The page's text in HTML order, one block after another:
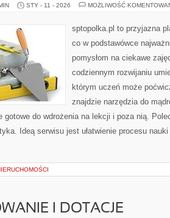
STY - 11 - 2026 MOŻLIWOŚĆ
sptopolka.pl to przyjazna
co w podstawówce
pomysłom na ciekawe
codziennym rozwijaniu
którym uczeń może
znajdzie narzędzia do
gotowe do wdrożenia na lekcji i poza nią.
Ideą serwisu jest ułatwienie procesu
I DOTACJE